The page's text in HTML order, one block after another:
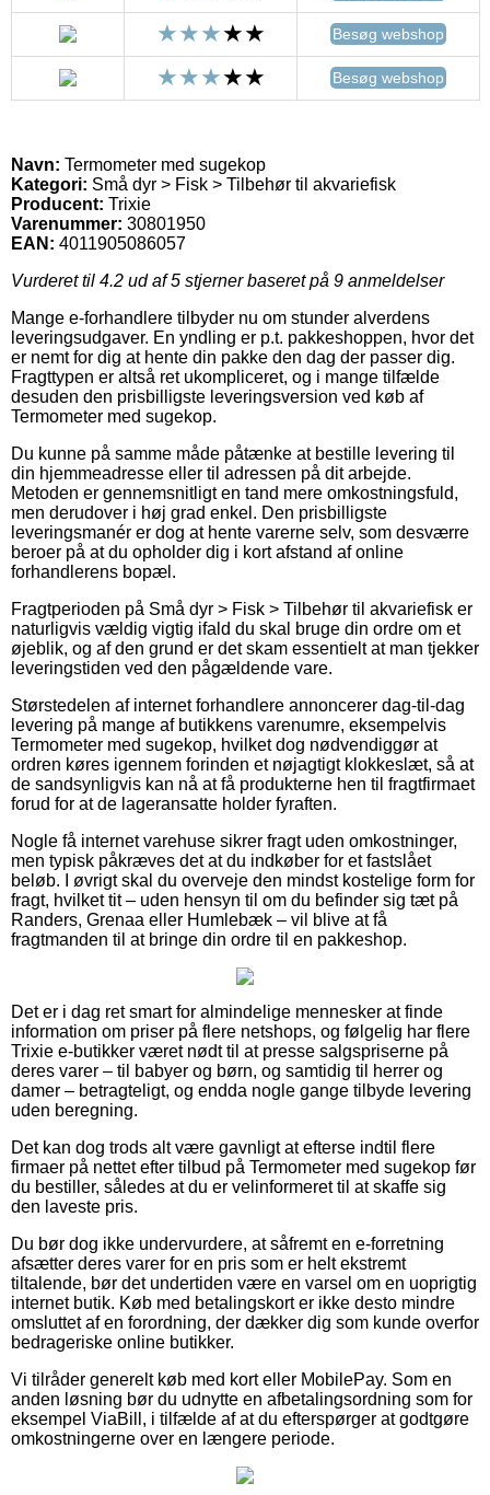
Besøg webshop
Besøg webshop
Navn: Termometer med sugekop
Kategori: Små dyr > Fisk > Tilbehør til akvariefisk
Producent: Trixie
Varenummer: 30801950
EAN: 4011905086057
Vurderet til 4.2 ud af 5 stjerner baseret på 9 anmeldelser
Mange e-forhandlere tilbyder nu om stunder alverdens
leveringsudgaver. En yndling er p.t. pakkeshoppen, hvor det
er nemt for dig at hente din pakke den dag der passer dig.
Fragttypen er altså ret ukompliceret, og i mange tilfælde
desuden den prisbilligste leveringsversion ved køb af
Termometer med sugekop.
Du kunne på samme måde påtænke at bestille levering til
din hjemmeadresse eller til adressen på dit arbejde.
Metoden er gennemsnitligt en tand mere omkostningsfuld,
men derudover i høj grad enkel. Den prisbilligste
leveringsmanér er dog at hente varerne selv, som desværre
beroer på at du opholder dig i kort afstand af online
forhandlerens bopæl.
Fragtperioden på Små dyr > Fisk > Tilbehør til akvariefisk er
naturligvis vældig vigtig ifald du skal bruge din ordre om et
øjeblik, og af den grund er det skam essentielt at man tjekker
leveringstiden ved den pågældende vare.
Størstedelen af internet forhandlere annoncerer dag-til-dag
levering på mange af butikkens varenumre, eksempelvis
Termometer med sugekop, hvilket dog nødvendiggør at
ordren køres igennem forinden et nøjagtigt klokkeslæt, så at
de sandsynligvis kan nå at få produkterne hen til fragtfirmaet
forud for at de lageransatte holder fyraften.
Nogle få internet varehuse sikrer fragt uden omkostninger,
men typisk påkræves det at du indkøber for et fastslået
beløb. I øvrigt skal du overveje den mindst kostelige form for
fragt, hvilket tit – uden hensyn til om du befinder sig tæt på
Randers, Grenaa eller Humlebæk – vil blive at få
fragtmanden til at bringe din ordre til en pakkeshop.
Det er i dag ret smart for almindelige mennesker at finde
information om priser på flere netshops, og følgelig har flere
Trixie e-butikker været nødt til at presse salgspriserne på
deres varer – til babyer og børn, og samtidig til herrer og
damer – betragteligt, og endda nogle gange tilbyde levering
uden beregning.
Det kan dog trods alt være gavnligt at efterse indtil flere
firmaer på nettet efter tilbud på Termometer med sugekop før
du bestiller, således at du er velinformeret til at skaffe sig
den laveste pris.
Du bør dog ikke undervurdere, at såfremt en e-forretning
afsætter deres varer for en pris som er helt ekstremt
tiltalende, bør det undertiden være en varsel om en uoprigtig
internet butik. Køb med betalingskort er ikke desto mindre
omsluttet af en forordning, der dækker dig som kunde overfor
bedrageriske online butikker.
Vi tilråder generelt køb med kort eller MobilePay. Som en
anden løsning bør du udnytte en afbetalingsordning som for
eksempel ViaBill, i tilfælde af at du efterspørger at godtgøre
omkostningerne over en længere periode.